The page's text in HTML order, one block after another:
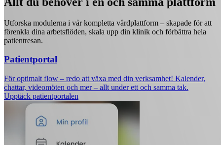
Utforska modulerna i vår kompletta vårdplattform – skapade för att
förenkla dina arbetsflöden, skala upp din klinik och förbättra hela
patientresan.
Patientportal
För optimalt flow – redo att växa med din verksamhet! Kalender,
chattar, videomöten och mer – allt under ett och samma tak.
Upptäck patientportalen